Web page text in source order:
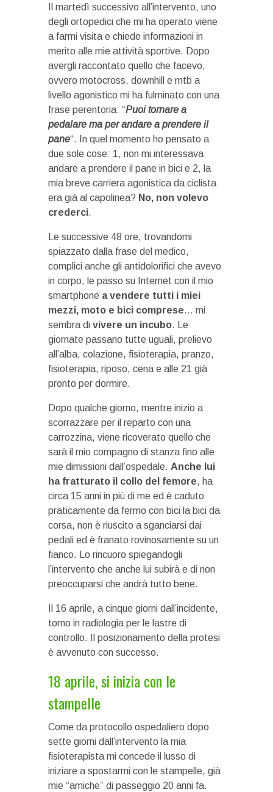
Il martedì successivo all’intervento, uno
degli ortopedici che mi ha operato viene
a farmi visita e chiede informazioni in
merito alle mie attività sportive. Dopo
avergli raccontato quello che facevo,
ovvero motocross, downhill e mtb a
livello agonistico mi ha fulminato con una
frase perentoria: “Puoi tornare a
pedalare ma per andare a prendere il
pane“. In quel momento ho pensato a
due sole cose: 1, non mi interessava
andare a prendere il pane in bici e 2, la
mia breve carriera agonistica da ciclista
era già al capolinea? No, non volevo
crederci.
Le successive 48 ore, trovandomi
spiazzato dalla frase del medico,
complici anche gli antidolorifici che avevo
in corpo, le passo su Internet con il mio
smartphone a vendere tutti i miei
mezzi, moto e bici comprese… mi
sembra di vivere un incubo. Le
giornate passano tutte uguali, prelievo
all’alba, colazione, fisioterapia, pranzo,
fisioterapia, riposo, cena e alle 21 già
pronto per dormire.
Dopo qualche giorno, mentre inizio a
scorrazzare per il reparto con una
carrozzina, viene ricoverato quello che
sarà il mio compagno di stanza fino alle
mie dimissioni dall’ospedale. Anche lui
ha fratturato il collo del femore, ha
circa 15 anni in più di me ed è caduto
praticamente da fermo con bici la bici da
corsa, non è riuscito a sganciarsi dai
pedali ed è franato rovinosamente su un
fianco. Lo rincuoro spiegandogli
l’intervento che anche lui subirà e di non
preoccuparsi che andrà tutto bene.
Il 16 aprile, a cinque giorni dall’incidente,
torno in radiologia per le lastre di
controllo. Il posizionamento della protesi
è avvenuto con successo.
18 aprile, si inizia con le
stampelle
Come da protocollo ospedaliero dopo
sette giorni dall’intervento la mia
fisioterapista mi concede il lusso di
iniziare a spostarmi con le stampelle, già
mie “amiche” di passeggio 20 anni fa.